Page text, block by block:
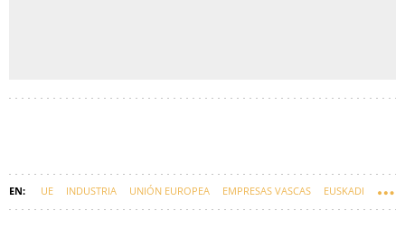
UE INDUSTRIA UNIÓN EUROPEA EMPRESAS VASCAS EUSKADI